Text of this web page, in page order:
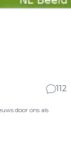
112
door ons als